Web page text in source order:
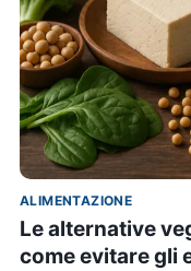
ALIMENTAZIONE
Le alternative
come evitare gli